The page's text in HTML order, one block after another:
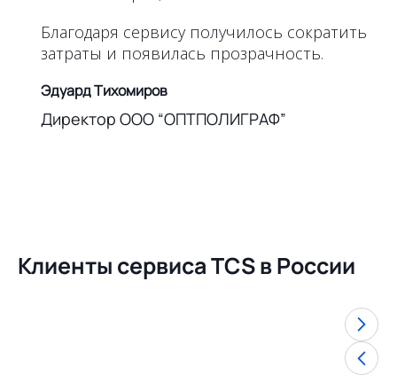
Благодаря сервису получилось сократить
затраты и появилась прозрачность.
Эдуард Тихомиров
Директор ООО “ОПТПОЛИГРАФ”
Клиенты сервиса TCS в России